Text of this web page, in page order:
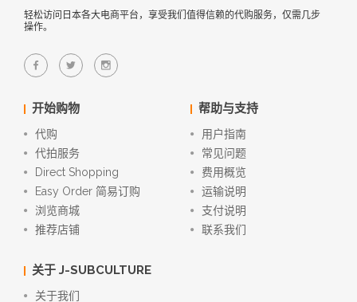
轻松访问日本各大电商平台，享受我们值得信赖的代购服务，仅需几步
操作。
开始购物
代购
代拍服务
Direct Shopping
Easy Order 简易订购
浏览商城
推荐店铺
帮助与支持
用户指南
常见问题
费用概览
运输说明
支付说明
联系我们
关于 J-SUBCULTURE
关于我们